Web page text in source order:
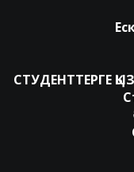
СТУДЕНТТЕРГЕ